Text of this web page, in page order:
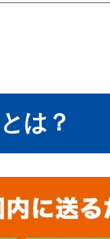
できる
きない
は？